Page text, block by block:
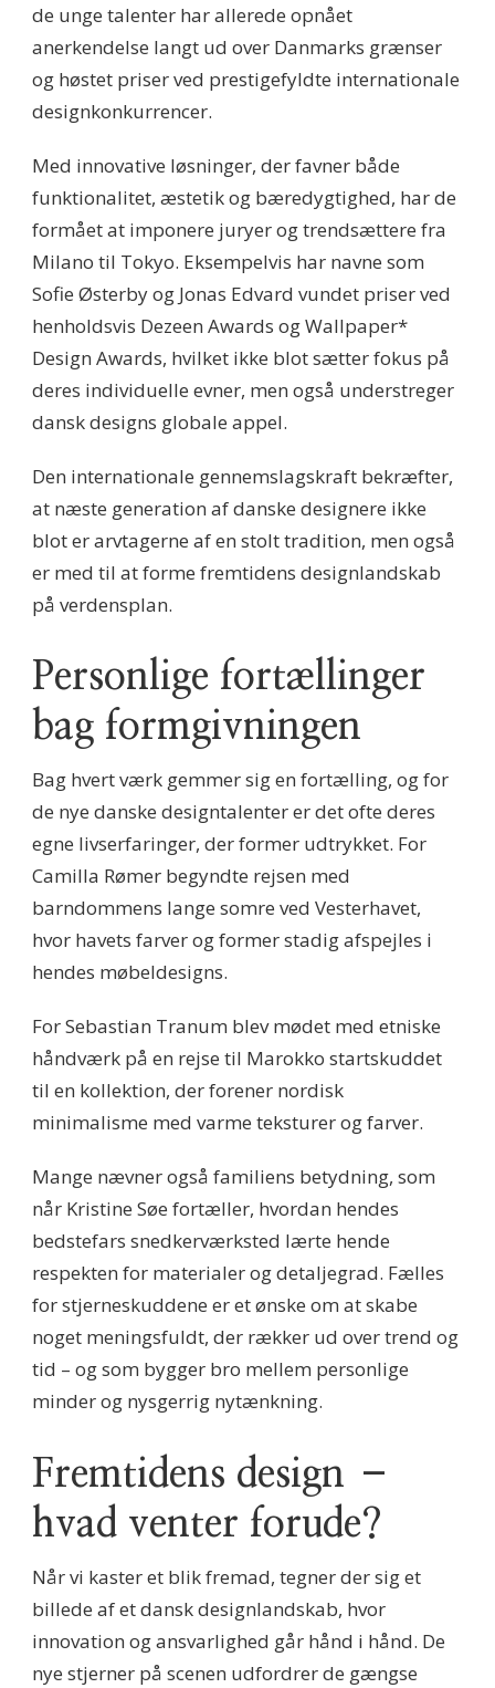
de unge talenter har allerede opnået
anerkendelse langt ud over Danmarks grænser
og høstet priser ved prestigefyldte internationale
designkonkurrencer.
Med innovative løsninger, der favner både
funktionalitet, æstetik og bæredygtighed, har de
formået at imponere juryer og trendsættere fra
Milano til Tokyo. Eksempelvis har navne som
Sofie Østerby og Jonas Edvard vundet priser ved
henholdsvis Dezeen Awards og Wallpaper*
Design Awards, hvilket ikke blot sætter fokus på
deres individuelle evner, men også understreger
dansk designs globale appel.
Den internationale gennemslagskraft bekræfter,
at næste generation af danske designere ikke
blot er arvtagerne af en stolt tradition, men også
er med til at forme fremtidens designlandskab
på verdensplan.
Personlige fortællinger
bag formgivningen
Bag hvert værk gemmer sig en fortælling, og for
de nye danske designtalenter er det ofte deres
egne livserfaringer, der former udtrykket. For
Camilla Rømer begyndte rejsen med
barndommens lange somre ved Vesterhavet,
hvor havets farver og former stadig afspejles i
hendes møbeldesigns.
For Sebastian Tranum blev mødet med etniske
håndværk på en rejse til Marokko startskuddet
til en kollektion, der forener nordisk
minimalisme med varme teksturer og farver.
Mange nævner også familiens betydning, som
når Kristine Søe fortæller, hvordan hendes
bedstefars snedkerværksted lærte hende
respekten for materialer og detaljegrad. Fælles
for stjerneskuddene er et ønske om at skabe
noget meningsfuldt, der rækker ud over trend og
tid – og som bygger bro mellem personlige
minder og nysgerrig nytænkning.
Fremtidens design –
hvad venter forude?
Når vi kaster et blik fremad, tegner der sig et
billede af et dansk designlandskab, hvor
innovation og ansvarlighed går hånd i hånd. De
nye stjerner på scenen udfordrer de gængse